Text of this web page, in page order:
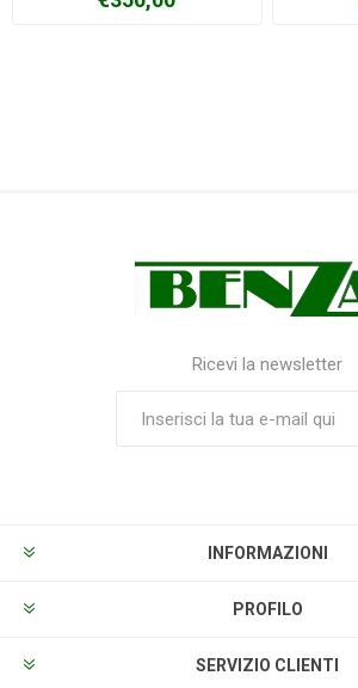
Ricevi la newsletter
INFORMAZIONI
PROFILO
SERVIZIO CLIENTI